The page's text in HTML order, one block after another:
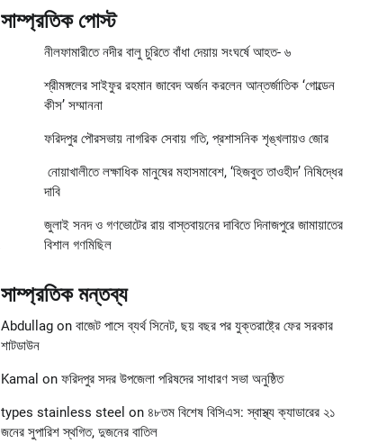
সাম্প্রতিক পোস্ট
নীলফামারীতে নদীর বালু চুরিতে বাঁধা দেয়ায় সংঘর্ষে আহত- ৬
শ্রীমঙ্গলের সাইফুর রহমান জাবেদ অর্জন করলেন আন্তর্জাতিক ‘গোল্ডেন
কীস’ সম্মাননা
ফরিদপুর পৌরসভায় নাগরিক সেবায় গতি, প্রশাসনিক শৃঙ্খলায়ও জোর
নোয়াখালীতে লক্ষাধিক মানুষের মহাসমাবেশ, ‘হিজবুত তাওহীদ’ নিষিদ্ধের
দাবি
জুলাই সনদ ও গণভোটের রায় বাস্তবায়নের দাবিতে দিনাজপুরে জামায়াতের
বিশাল গণমিছিল
সাম্প্রতিক মন্তব্য
Abdullagon বাজেট পাসে ব্যর্থ সিনেট, ছয় বছর পর যুক্তরাষ্ট্রে ফের সরকার
শাটডাউন
Kamal on ফরিদপুর সদর উপজেলা পরিষদের সাধারণ সভা অনুষ্ঠিত
types stainless steel on ৪৮তম বিশেষ বিসিএস: স্বাস্থ্য ক্যাডারের ২১
জনের সুপারিশ স্থগিত, দুজনের বাতিল